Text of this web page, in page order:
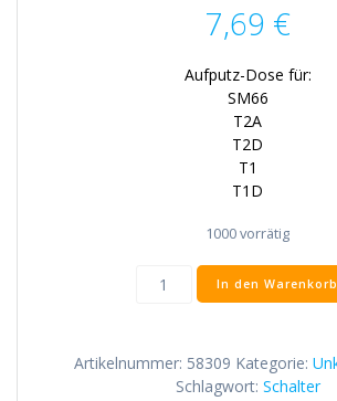
7,69 €
Aufputz-Dose für:
SM66
T2A
T2D
T1
T1D
1000 vorrätig
Aufputz-
Dose
In den Warenkorb
Artikelnummer: 58309 Kategorie:
Schlagwort: Schalter